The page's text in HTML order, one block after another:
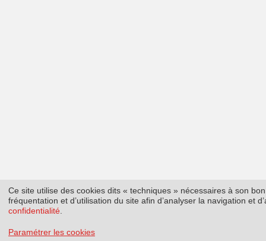
Ce site utilise des cookies dits « techniques » nécessaires à son
fréquentation et d’utilisation du site afin d’analyser la navigation et
confidentialité
Paramétrer les cookies